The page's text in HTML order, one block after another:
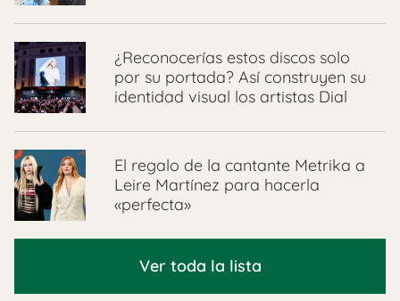
¿Reconocerías estos discos solo
por su portada? Así construyen su
identidad visual los artistas Dial
El regalo de la cantante Metrika a
Leire Martínez para hacerla
«perfecta»
Ver toda la lista